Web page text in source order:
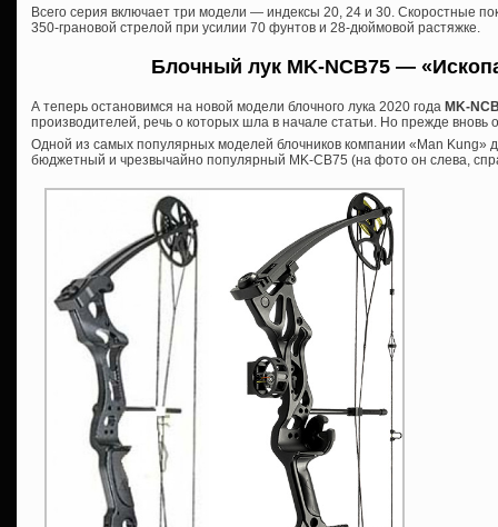
Всего серия включает три модели — индексы 20, 24 и 30. Скоростные
350-грановой стрелой при усилии 70 фунтов и 28-дюймовой растяжке.
Блочный лук MK-NCB75 —
А теперь остановимся на новой модели блочного лука 2020 года MK-
производителей, речь о которых шла в начале статьи. Но прежде вновь
Одной из самых популярных моделей блочников компании «Man Kung»
бюджетный и чрезвычайно популярный MK-CB75 (на фото он слева,